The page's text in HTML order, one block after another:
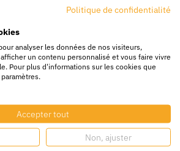
Politique de confidentialité
analyser les données de nos visiteurs,
un contenu personnalisé et vous faire vivre
Pour plus d'informations sur les cookies que
Accepter tout
Non, ajuster